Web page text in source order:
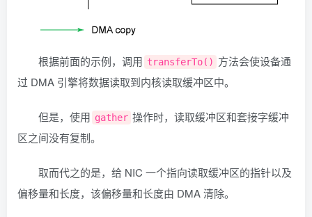
根据前面的示例，调用 transferTo() 方法会使设备通
过 DMA 引擎将数据读取到内核读取缓冲区中。
但是，使用 gather 操作时，读取缓冲区和套接字缓冲
区之间没有复制。
取而代之的是，给 NIC 一个指向读取缓冲区的指针以及
偏移量和长度，该偏移量和长度由 DMA 清除。